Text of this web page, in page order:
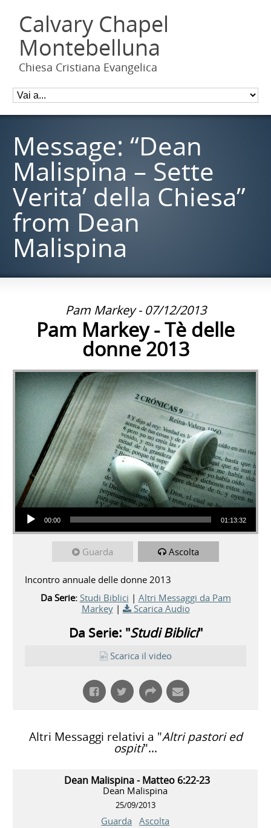
Calvary Chapel
Montebelluna
Chiesa Cristiana Evangelica
Message: “Dean
Malispina – Sette
Verita’ della Chiesa”
from Dean
Malispina
Pam Markey - 07/12/2013
Pam Markey - Tè delle
donne 2013
Audio Player
00:00 01:13:32
Guarda Ascolta
Incontro annuale delle donne 2013
Da Serie: Studi Biblici | Altri Messaggi da Pam
Markey| Scarica Audio
Da Serie: "Studi Biblici"
Scarica il video
Altri Messaggi relativi a "Altri pastori ed
ospiti"...
Dean Malispina - Matteo 6:22-23
Dean Malispina
25/09/2013
Guarda Ascolta